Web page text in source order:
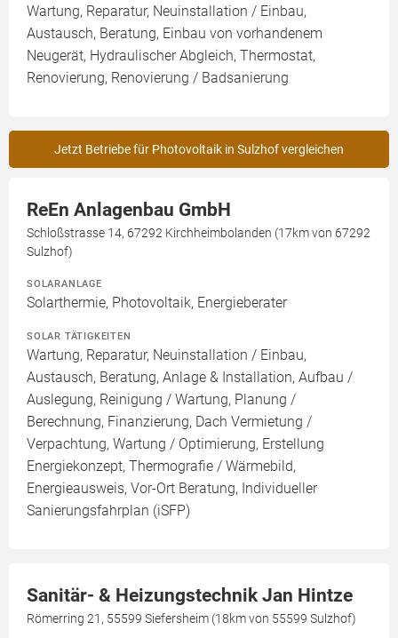
Wartung, Reparatur, Neuinstallation / Einbau,
Austausch, Beratung, Einbau von vorhandenem
Neugerät, Hydraulischer Abgleich, Thermostat,
Renovierung, Renovierung / Badsanierung
Jetzt Betriebe für Photovoltaik in Sulzhof vergleichen
ReEn Anlagenbau GmbH
Schloßstrasse 14, 67292 Kirchheimbolanden (17km von 67292
Sulzhof)
SOLARANLAGE
Solarthermie, Photovoltaik, Energieberater
SOLAR TÄTIGKEITEN
Wartung, Reparatur, Neuinstallation / Einbau,
Austausch, Beratung, Anlage & Installation, Aufbau /
Auslegung, Reinigung / Wartung, Planung /
Berechnung, Finanzierung, Dach Vermietung /
Verpachtung, Wartung / Optimierung, Erstellung
Energiekonzept, Thermografie / Wärmebild,
Energieausweis, Vor-Ort Beratung, Individueller
Sanierungsfahrplan (iSFP)
Sanitär- & Heizungstechnik Jan Hintze
Römerring 21, 55599 Siefersheim (18km von 55599 Sulzhof)